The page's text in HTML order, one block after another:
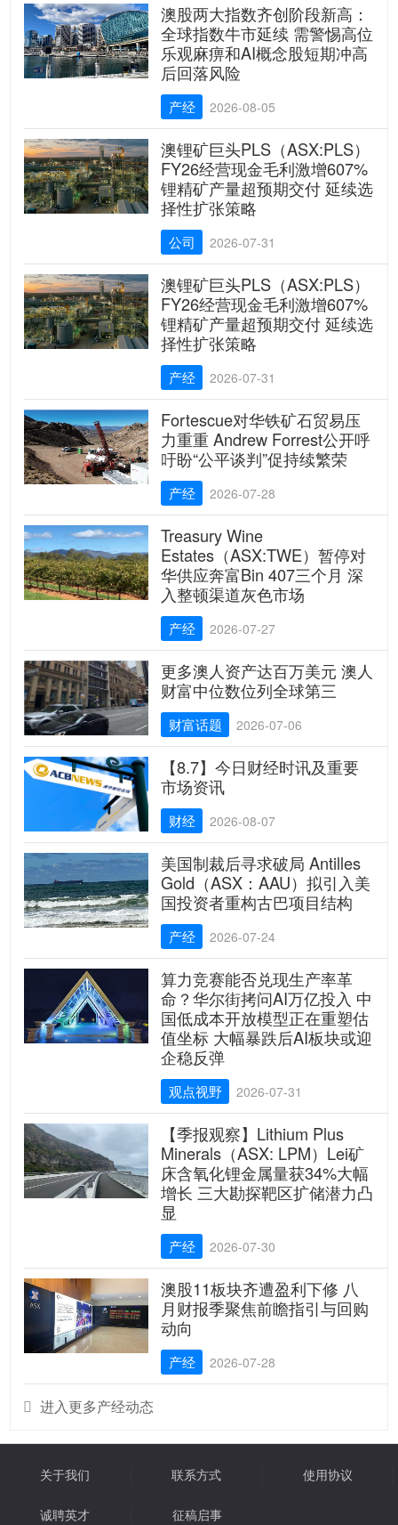
澳股两大指数齐创阶段新高：
全球指数牛市延续 需警惕高位
乐观麻痹和AI概念股短期冲高
后回落风险
产经 2026-08-05
澳锂矿巨头PLS（ASX:PLS）
FY26经营现金毛利激增607%
锂精矿产量超预期交付 延续选
择性扩张策略
公司 2026-07-31
澳锂矿巨头PLS（ASX:PLS）
FY26经营现金毛利激增607%
锂精矿产量超预期交付 延续选
择性扩张策略
产经 2026-07-31
Fortescue对华铁矿石贸易压
力重重 Andrew Forrest公开呼
吁盼“公平谈判”促持续繁荣
产经 2026-07-28
Treasury Wine
Estates（ASX:TWE）暂停对
华供应奔富Bin 407三个月 深
入整顿渠道灰色市场
产经 2026-07-27
更多澳人资产达百万美元 澳人
财富中位数位列全球第三
财富话题 2026-07-06
【8.7】今日财经时讯及重要
市场资讯
财经 2026-08-07
美国制裁后寻求破局 Antilles
Gold（ASX：AAU）拟引入美
国投资者重构古巴项目结构
产经 2026-07-24
算力竞赛能否兑现生产率革
命？华尔街拷问AI万亿投入 中
国低成本开放模型正在重塑估
值坐标 大幅暴跌后AI板块或迎
企稳反弹
观点视野 2026-07-31
【季报观察】Lithium Plus
Minerals（ASX: LPM）Lei矿
床含氧化锂金属量获34%大幅
增长 三大勘探靶区扩储潜力凸
显
产经 2026-07-30
澳股11板块齐遭盈利下修 八
月财报季聚焦前瞻指引与回购
动向
产经 2026-07-28
 进入更多产经动态
关于我们 联系方式 使用协议
诚聘英才 征稿启事